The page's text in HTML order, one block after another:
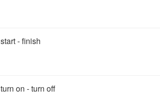
start - finish
turn on - turn off